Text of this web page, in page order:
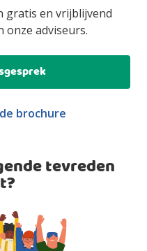
gratis en vrijblijvend
onze adviseurs.
brochure
tevreden